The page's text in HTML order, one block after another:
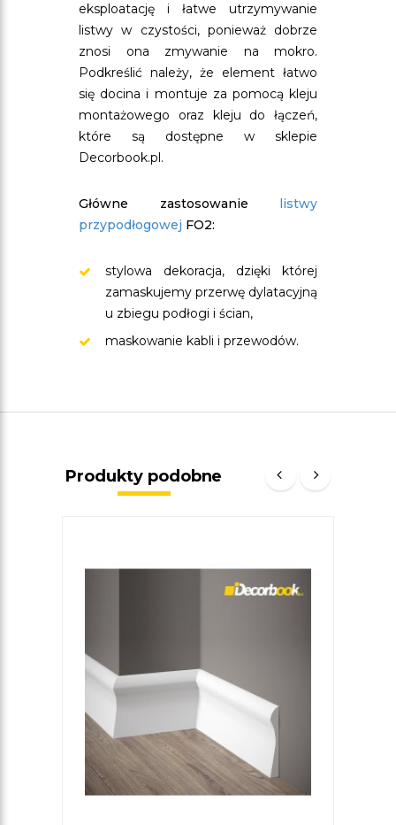
eksploatację i łatwe utrzymywanie
listwy w czystości, ponieważ dobrze
znosi ona zmywanie na mokro.
Podkreślić należy, że element łatwo
się docina i montuje za pomocą kleju
montażowego oraz kleju do łączeń,
które są dostępne w sklepie
Decorbook.pl.
Główne zastosowanie listwy
przypodłogowej FO2:
stylowa dekoracja, dzięki której
zamaskujemy przerwę dylatacyjną
u zbiegu podłogi i ścian,
maskowanie kabli i przewodów.
Produkty podobne